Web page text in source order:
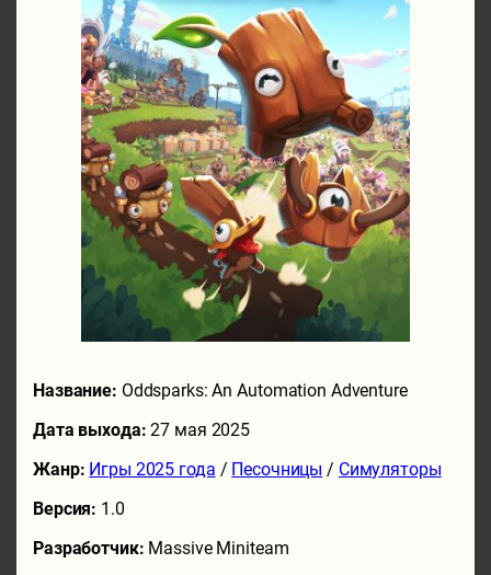
Название: Oddsparks: An Automation Adventure
Дата выхода:27 мая 2025
Жанр: Игры 2025 года / Песочницы / Симуляторы
Версия: 1.0
Разработчик: Massive Miniteam